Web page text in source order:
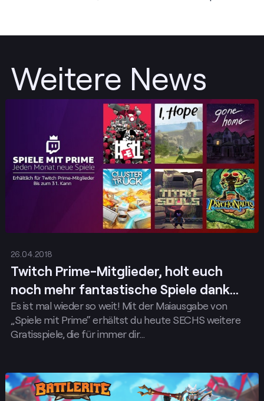
Weitere News
26.04.2018
Twitch Prime-Mitglieder, holt euch
noch mehr fantastische Spiele dank
„Spiele mit Prime“ im Mai!
Es ist mal wieder so weit! Mit der Maiausgabe von
„Spiele mit Prime“ erhältst du heute SECHS weitere
Gratisspiele, die für immer dir…
Posten